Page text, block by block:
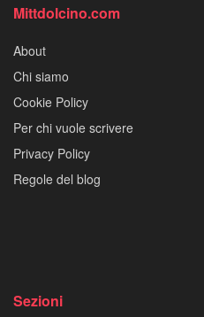
Mittdolcino.com
About
Chi siamo
Cookie Policy
Per chi vuole scrivere
Privacy Policy
Regole del blog
Sezioni